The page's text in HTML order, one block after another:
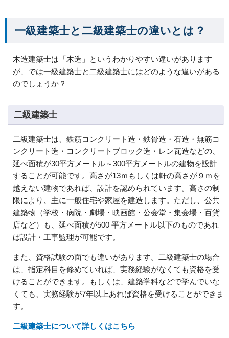
一級建築士と二級建築士の違いとは？
木造建築士は「木造」というわかりやすい違いがあります
が、では一級建築士と二級建築士にはどのような違いがある
のでしょうか？
二級建築士
二級建築士は、鉄筋コンクリート造・鉄骨造・石造・無筋コ
ンクリート造・コンクリートブロック造・レン瓦造などの、
延べ面積が30平方メートル～300平方メートルの建物を設計
することが可能です。高さが13ｍもしくは軒の高さが９ｍを
越えない建物であれば、設計を認められています。高さの制
限により、主に一般住宅や家屋を建造します。ただし、公共
建築物（学校・病院・劇場・映画館・公会堂・集会場・百貨
店など）も、延べ面積が500 平方メートル以下のものであれ
ば設計・工事監理が可能です。
また、資格試験の面でも違いがあります。二級建築士の場合
は、指定科目を修めていれば、実務経験がなくても資格を受
けることができます。もしくは、建築学科などで学んでいな
くても、実務経験が7年以上あれば資格を受けることができま
す。
二級建築士について詳しくはこちら